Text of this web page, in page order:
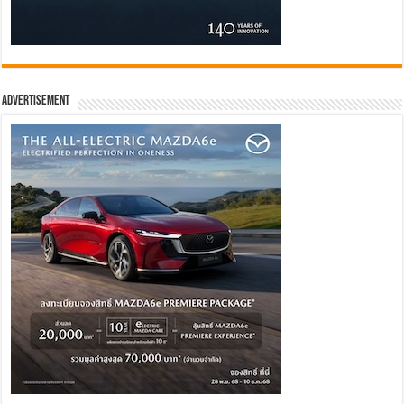
Advertisement